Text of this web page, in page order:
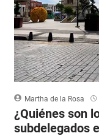
Martha de la Rosa
¿Quiénes son
subdelegados